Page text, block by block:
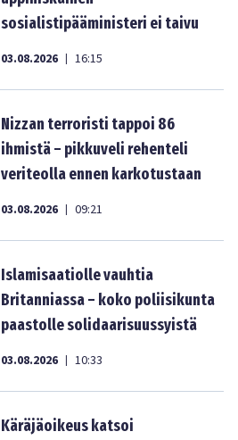
sosialistipääministeri ei taivu
03.08.2026 | 16:15
Nizzan terroristi tappoi 86
ihmistä – pikkuveli rehenteli
veriteolla ennen karkotustaan
03.08.2026 | 09:21
Islamisaatiolle vauhtia
Britanniassa – koko poliisikunta
paastolle solidaarisuussyistä
03.08.2026 | 10:33
Käräjäoikeus katsoi